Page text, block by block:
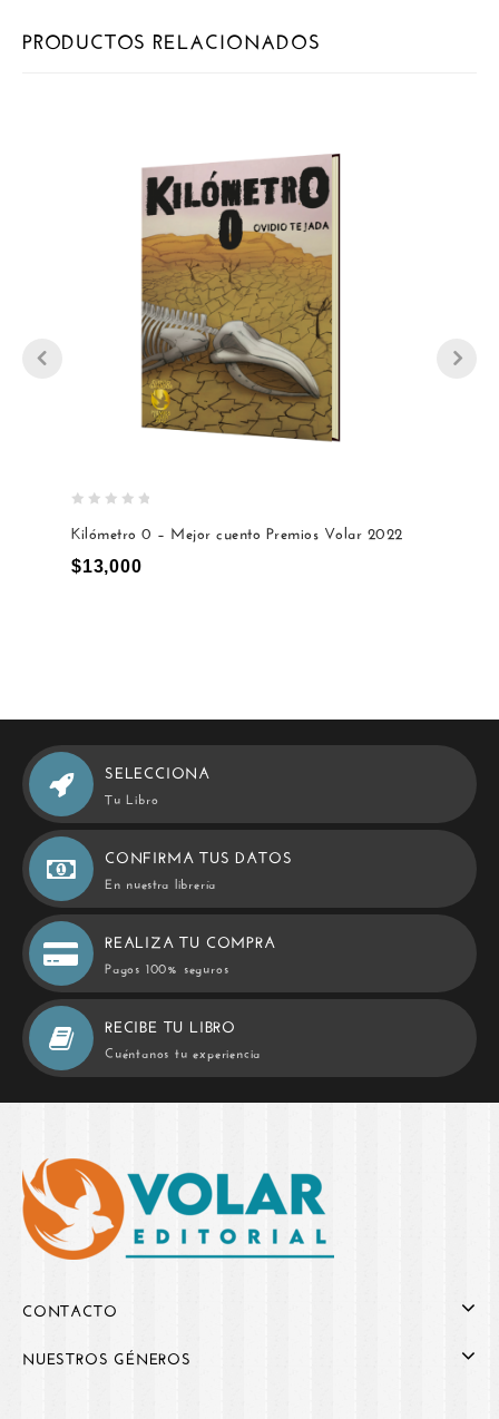
PRODUCTOS RELACIONADOS
out
of
5
Kilómetro 0 – Mejor cuento Premios Volar 2022
$13,000
SELECCIONA
Tu Libro
CONFIRMA TUS DATOS
En nuestra librería
REALIZA TU COMPRA
Pagos 100% seguros
RECIBE TU LIBRO
Cuéntanos tu experiencia
CONTACTO
NUESTROS GÉNEROS